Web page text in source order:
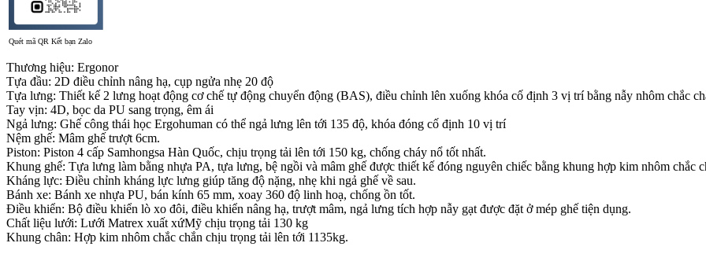
Quét mã QR Kết bạn Zalo
Thương hiệu: Ergonor
Tựa đầu: 2D điều chỉnh nâng hạ, cụp ngửa nhẹ 20 độ
Tựa lưng: Thiết kế 2 lưng hoạt động cơ chế tự động chuyển động (BAS), điều chỉnh lên xuống khóa cố định 3 vị trí bằng nẫy nhôm chắc
Tay vịn: 4D, bọc da PU sang trọng, êm ái
Ngả lưng: Ghế công thái học Ergohuman có thể ngả lưng lên tới 135 độ, khóa đóng cố định 10 vị trí
Nệm ghế: Mâm ghế trượt 6cm.
Piston: Piston 4 cấp Samhongsa Hàn Quốc, chịu trọng tải lên tới 150 kg, chống cháy nổ tốt nhất.
Khung ghế: Tựa lưng làm bằng nhựa PA, tựa lưng, bệ ngồi và mâm ghế được thiết kế đóng nguyên chiếc bằng khung hợp kim nhôm chắc
Kháng lực: Điều chỉnh kháng lực lưng giúp tăng độ nặng, nhẹ khi ngả ghế về sau.
Bánh xe: Bánh xe nhựa PU, bán kính 65 mm, xoay 360 độ linh hoạ, chống ồn tốt.
Điều khiển: Bộ điều khiển lò xo đôi, điều khiển nâng hạ, trượt mâm, ngả lưng tích hợp nẫy gạt được đặt ở mép ghế tiện dụng.
Chất liệu lưới: Lưới Matrex xuất xứMỹ chịu trọng tải 130 kg
Khung chân: Hợp kim nhôm chắc chắn chịu trọng tải lên tới 1135kg.